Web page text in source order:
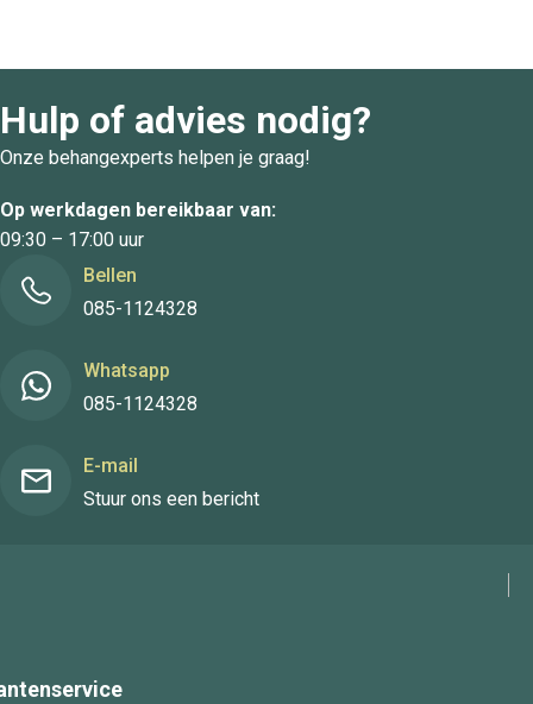
Hulp of advies nodig?
Onze behangexperts helpen je graag!
Op werkdagen bereikbaar van:
09:30 – 17:00 uur
Bellen
085-1124328
Whatsapp
085-1124328
E-mail
Stuur ons een bericht